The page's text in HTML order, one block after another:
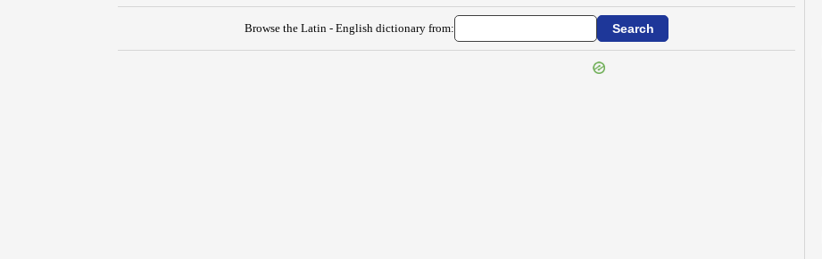
Browse the Latin - English dictionary from: